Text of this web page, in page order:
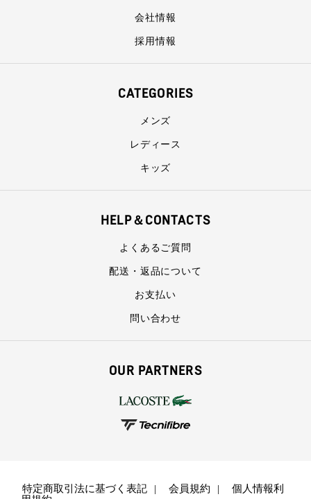
会社情報
採用情報
CATEGORIES
メンズ
レディース
キッズ
HELP＆CONTACTS
よくあるご質問
配送・返品について
お支払い
問い合わせ
OUR PARTNERS
特定商取引法に基づく表記 会員規約
個人情報利